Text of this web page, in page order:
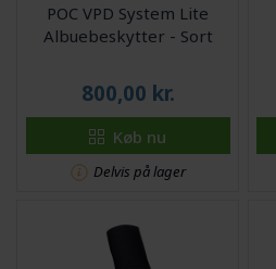
POC VPD System Lite
Albuebeskytter - Sort
800,00 kr.
Køb nu
Delvis på lager